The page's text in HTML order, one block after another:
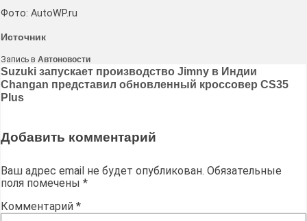
Фото: AutoWP.ru
Источник
Запись в Автоновости
Навигация
по
Suzuki запускает производство Jimny в Индии
Changan представил обновленный кроссовер CS35
Plus
Добавить комментарий
Ваш адрес email не будет опубликован. Обязательные
поля помечены *
Комментарий *